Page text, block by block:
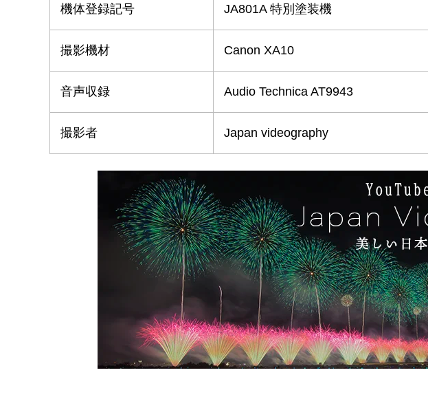
機体登録記号 JA801A 特別塗装機
撮影機材 Canon XA10
音声収録 Audio Technica AT9943
撮影者 Japan videography